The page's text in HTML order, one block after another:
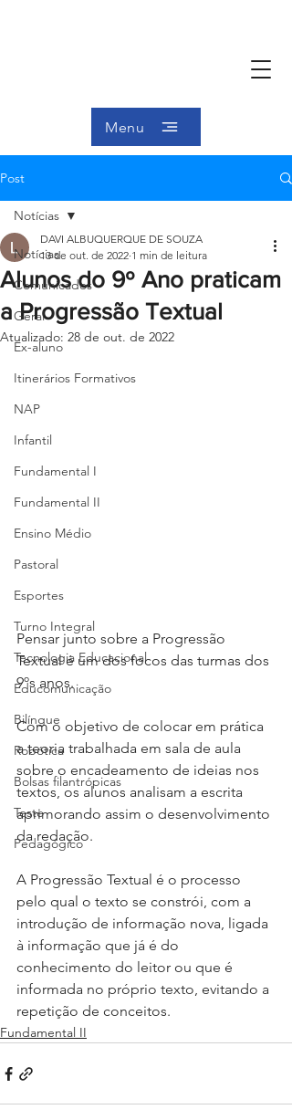
Menu
Post
Notícias
Comunicados
Geral
Ex-aluno
Itinerários Formativos
NAP
Infantil
Fundamental I
Fundamental II
Ensino Médio
Pastoral
Esportes
Turno Integral
Tecnologia Educacional
Educomunicação
Bilíngue
Robótica
Bolsas filantrópicas
Teste
Pedagógico
Notícias
Alunos do 9º Ano praticam
a Progressão Textual
DAVI ALBUQUERQUE DE SOUZA
13 de out. de 2022 1 min de leitura
Atualizado: 28 de out. de 2022
Pensar junto sobre a Progressão
Textual é um dos focos das turmas dos
9ºs anos.
Com o objetivo de colocar em prática
a teoria trabalhada em sala de aula
sobre o encadeamento de ideias nos
textos, os alunos analisam a escrita
aprimorando assim o desenvolvimento
da redação.
A Progressão Textual é o processo
pelo qual o texto se constrói, com a
introdução de informação nova, ligada
à informação que já é do
conhecimento do leitor ou que é
informada no próprio texto, evitando a
repetição de conceitos.
Fundamental II